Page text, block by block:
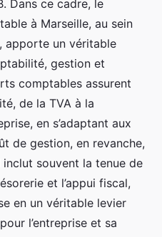
Dans ce cadre, le
à Marseille, au sein
apporte un véritable
gestion et
comptables assurent
de la TVA à la
en s’adaptant aux
de gestion, en revanche,
inclut souvent la tenue de
et l’appui fiscal,
en un véritable levier
l’entreprise et sa